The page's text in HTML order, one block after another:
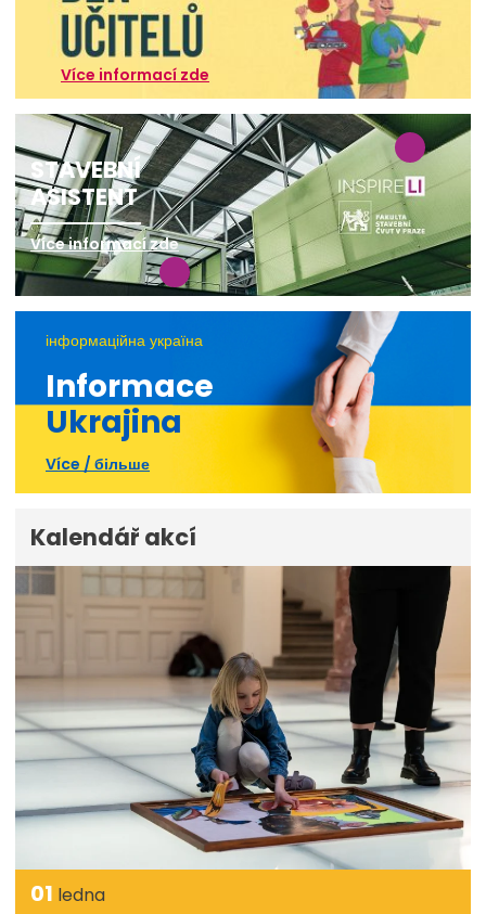
Více informací zde
STAVEBNÍ
ASISTENT
Více informací zde
інформаційна україна
Informace
Ukrajina
Více / більше
Kalendář akcí
01 ledna